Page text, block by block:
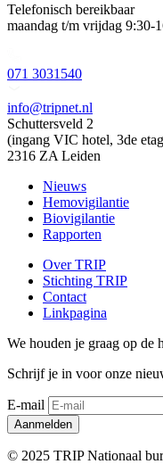
Telefonisch bereikbaar
maandag t/m vrijdag 9:30-
071 3031540
info@tripnet.nl
Schuttersveld 2
(ingang VIC hotel, 3de
2316 ZA Leiden
Nieuws
Hemovigilantie
Biovigilantie
Rapporten
Over TRIP
Stichting TRIP
Contact
Linkpagina
We houden je graag op de
Schrijf je in voor onze
E-mail
© 2025 TRIP Nationaal